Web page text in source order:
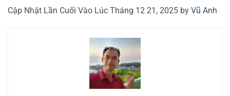
Cập Nhật Lần Cuối Vào Lúc Tháng 12 21, 2025 by Vũ Anh